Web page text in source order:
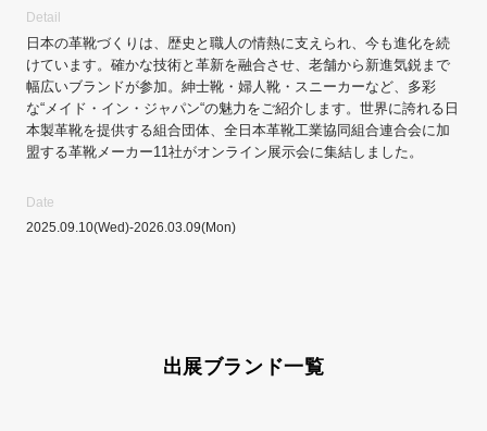
Detail
日本の革靴づくりは、歴史と職人の情熱に支えられ、今も進化を続
けています。確かな技術と革新を融合させ、老舗から新進気鋭まで
幅広いブランドが参加。紳士靴・婦人靴・スニーカーなど、多彩
な“メイド・イン・ジャパン“の魅力をご紹介します。世界に誇れる日
本製革靴を提供する組合団体、全日本革靴工業協同組合連合会に加
盟する革靴メーカー11社がオンライン展示会に集結しました。
Date
2025.09.10(Wed)-2026.03.09(Mon)
出展ブランド一覧